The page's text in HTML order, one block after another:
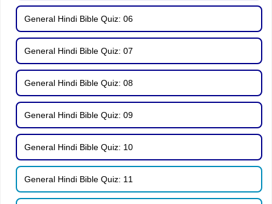
General Hindi Bible Quiz: 06
General Hindi Bible Quiz: 07
General Hindi Bible Quiz: 08
General Hindi Bible Quiz: 09
General Hindi Bible Quiz: 10
General Hindi Bible Quiz: 11